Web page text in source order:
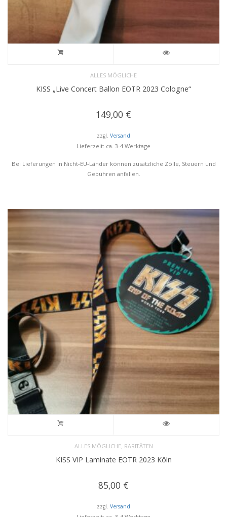
ALLES MÖGLICHE
KISS „Live Concert Ballon EOTR 2023 Cologne“
149,00 €
zzgl. Versand
Lieferzeit: ca. 3-4 Werktage
Bei Lieferungen in Nicht-EU-Länder können zusätzliche Zölle, Steuern und
Gebühren anfallen.
ALLES MÖGLICHE, RARITÄTEN
KISS VIP Laminate EOTR 2023 Köln
85,00 €
zzgl. Versand